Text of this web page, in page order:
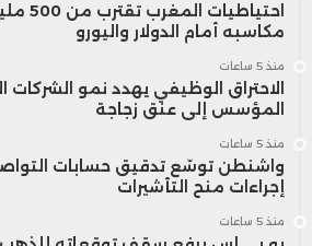
مكاسبه أمام الدولار واليورو
منذ 5 ساعات
الاحتراق الوظيفي يهدد نمو الشركات
المؤسس إلى عنق زجاجة
منذ 5 ساعات
واشنطن توسّع تدقيق حسابات
إجراءات منح التأشيرات
منذ 5 ساعات